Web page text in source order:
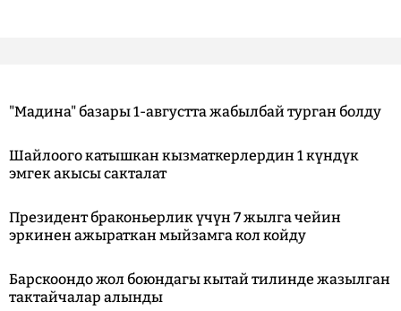
"Мадина" базары 1-августта жабылбай турган болду
Шайлоого катышкан кызматкерлердин 1 күндүк
эмгек акысы сакталат
Президент браконьерлик үчүн 7 жылга чейин
эркинен ажыраткан мыйзамга кол койду
Барскоондо жол боюндагы кытай тилинде жазылган
тактайчалар алынды